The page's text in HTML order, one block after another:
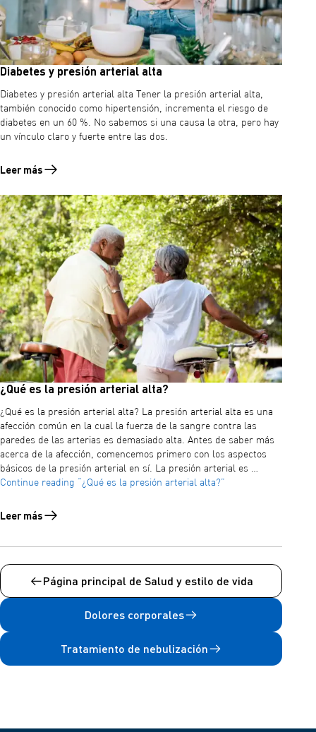
Diabetes y presión arterial alta
Diabetes y presión arterial alta Tener la presión arterial alta,
también conocido como hipertensión, incrementa el riesgo de
diabetes en un 60 %. No sabemos si una causa la otra, pero hay
un vínculo claro y fuerte entre las dos.
Leer más
Leer más sobre Diabetes y presión arterial alta
¿Qué es la presión arterial alta?
¿Qué es la presión arterial alta? La presión arterial alta es una
afección común en la cual la fuerza de la sangre contra las
paredes de las arterias es demasiado alta. Antes de saber más
acerca de la afección, comencemos primero con los aspectos
básicos de la presión arterial en sí. La presión arterial es …
Continue reading “¿Qué es la presión arterial alta?”
Leer más
Leer más sobre ¿Qué es la presión arterial alta?
Página principal de Salud y estilo de vida
Dolores corporales
Tratamiento de nebulización